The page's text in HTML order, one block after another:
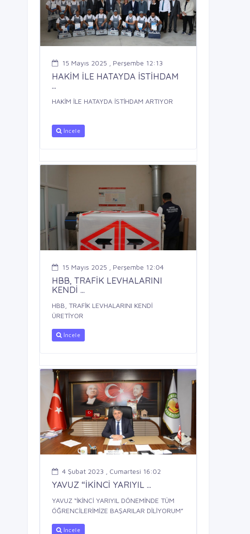
15 Mayıs 2025 , Perşembe 12:13
HAKİM İLE HATAYDA İSTİHDAM
...
HAKİM İLE HATAYDA İSTİHDAM ARTIYOR
İncele
15 Mayıs 2025 , Perşembe 12:04
HBB, TRAFİK LEVHALARINI
KENDİ ...
HBB, TRAFİK LEVHALARINI KENDİ
ÜRETİYOR
İncele
4 Şubat 2023 , Cumartesi 16:02
YAVUZ “İKİNCİ YARIYIL ...
YAVUZ “İKİNCİ YARIYIL DÖNEMİNDE TÜM
ÖĞRENCİLERİMİZE BAŞARILAR DİLİYORUM”
İncele